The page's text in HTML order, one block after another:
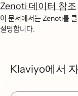
Zenoti 데이터 참조
이 문서에서는 Zenoti를
설명합니다.
Klaviyo에서